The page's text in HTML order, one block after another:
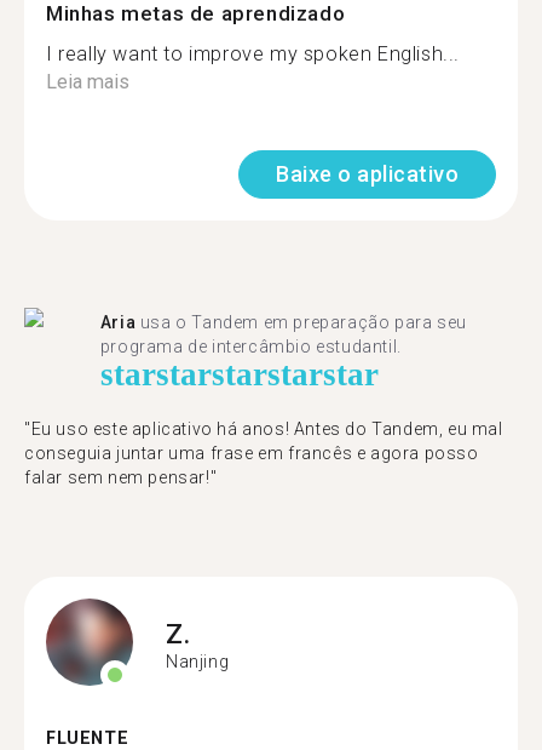
Minhas metas de aprendizado
I really want to improve my spoken English...
Leia mais
Baixe o aplicativo
Aria usa o Tandem em preparação para seu
programa de intercâmbio estudantil.
starstarstarstarstar
"​​Eu uso este aplicativo há anos! Antes do Tandem, eu mal
conseguia juntar uma frase em francês e agora posso
falar sem nem pensar!"
Z.
Nanjing
FLUENTE